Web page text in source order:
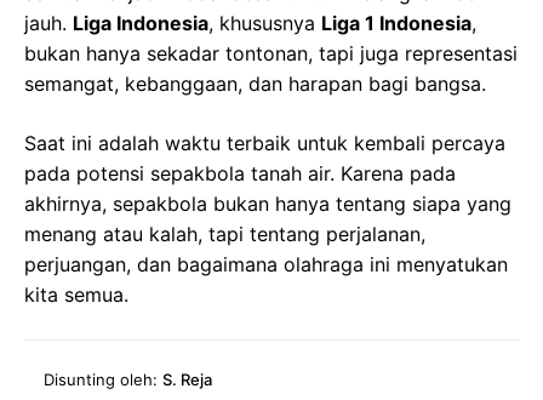
jauh. Liga Indonesia, khususnya Liga 1 Indonesia,
bukan hanya sekadar tontonan, tapi juga representasi
semangat, kebanggaan, dan harapan bagi bangsa.
Saat ini adalah waktu terbaik untuk kembali percaya
pada potensi sepakbola tanah air. Karena pada
akhirnya, sepakbola bukan hanya tentang siapa yang
menang atau kalah, tapi tentang perjalanan,
perjuangan, dan bagaimana olahraga ini menyatukan
kita semua.
Disunting oleh: S. Reja